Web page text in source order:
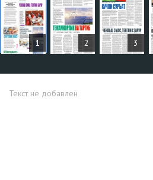
1 2 3
СТАТЬИ
Текст не добавлен